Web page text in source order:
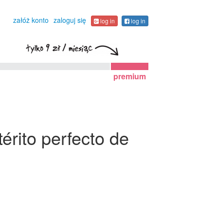
załóż konto zaloguj się log in log in
premium
perfecto de